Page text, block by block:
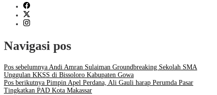
Navigasi pos
Pos sebelumnya Andi Amran Sulaiman Groundbreaking Sekolah SMA
Unggulan KKSS di Bissoloro Kabupaten Gowa
Pos berikutnya Pimpin Apel Perdana, Ali Gauli harap Perumda Pasar
Tingkatkan PAD Kota Makassar